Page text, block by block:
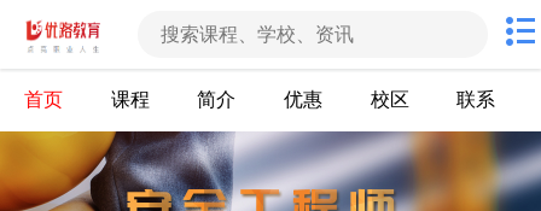
首页 课程 简介 优惠 校区 联系